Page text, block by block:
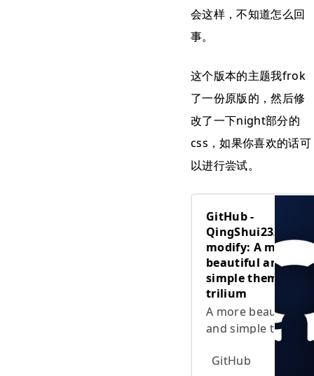
会这样，不知道怎么回
事。
这个版本的主题我frok
了一份原版的，然后修
改了一下night部分的
css，如果你喜欢的话可
以进行尝试。
GitHub -
QingShui23/
modify: A more
beautiful and
simple theme for
trilium
A more beautiful
and simple theme
Contribute to
GitHub